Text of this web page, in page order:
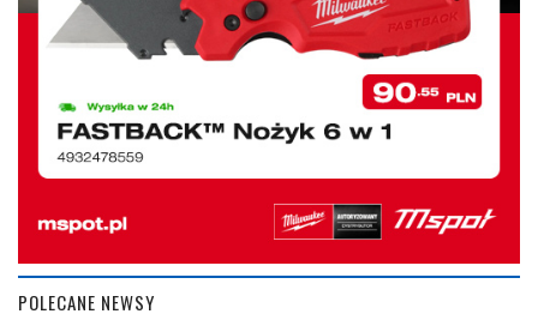
POLECANE NEWSY